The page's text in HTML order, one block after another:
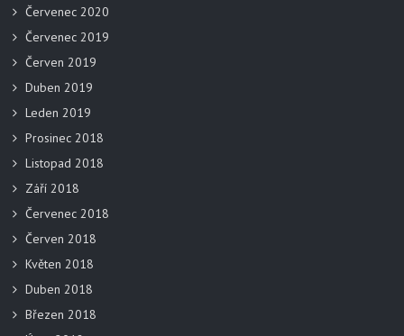
Červenec 2020
Červenec 2019
Červen 2019
Duben 2019
Leden 2019
Prosinec 2018
Listopad 2018
Září 2018
Červenec 2018
Červen 2018
Květen 2018
Duben 2018
Březen 2018